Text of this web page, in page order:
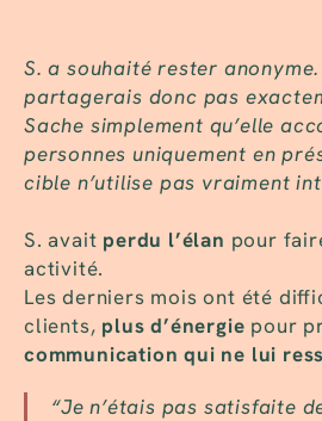
S. a souhaité rester
partagerais donc pas
Sache simplement qu’elle
personnes uniquement en
cible n’utilise pas vraiment
S. avait perdu l’élan pour
activité.
Les derniers mois ont été
clients, plus d’énergie pour
communication qui ne lui
“Je n’étais pas satisfaite